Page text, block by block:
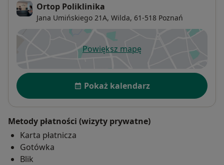
Ortop Poliklinika
Jana Umińskiego 21A, Wilda, 61-518 Poznań
Powiększ mapęotwiera się w nowej karcie
Dostępność
Pokaż kalendarz
Metody płatności (wizyty prywatne)
Karta płatnicza
Gotówka
Blik